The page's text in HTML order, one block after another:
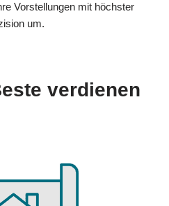
Vorstellungen mit höchster
um.
verdienen